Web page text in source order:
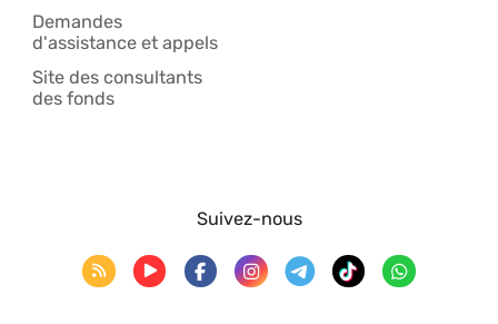
Demandes
d'assistance et appels
Site des consultants
des fonds
Suivez-nous